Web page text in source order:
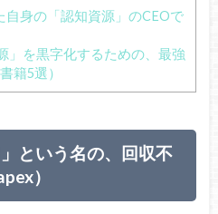
身の「認知資源」のCEOで
」を黒字化するための、最強
籍5選）
という名の、回収不
）